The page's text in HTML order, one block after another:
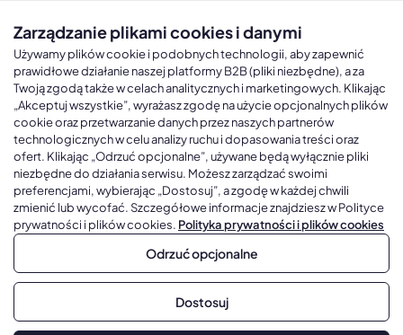
Kalendarze książkowe A5
Kalendarze książkowe A4
Kalendarze książkowe B5
Kalendarze książkowe A6 i B6
Kalendarze książkowe z własną oprawą
Kalendarze Ścienne
Kalendarze trójdzielne
Kalendarze jednodzielne
Kalendarze czterodzielne
Kalendarze Wieloplanszowe
Kalendarze Wielopanszowe, Plakatowe
Copyright © 2026, Gadżetowy.pl, All Rights Reserved, Platforma
Zarządzanie plikami cookies i danymi
Używamy plików cookie i podobnych technologii, aby zapewnić
prawidłowe działanie naszej platformy B2B (pliki niezbędne), a za
Twoją zgodą także w celach analitycznych i marketingowych. Klikając
„Akceptuj wszystkie”, wyrażasz zgodę na użycie opcjonalnych plików
cookie oraz przetwarzanie danych przez naszych partnerów
technologicznych w celu analizy ruchu i dopasowania treści oraz
ofert. Klikając „Odrzuć opcjonalne”, używane będą wyłącznie pliki
niezbędne do działania serwisu. Możesz zarządzać swoimi
preferencjami, wybierając „Dostosuj”, a zgodę w każdej chwili
zmienić lub wycofać. Szczegółowe informacje znajdziesz w Polityce
prywatności i plików cookies. Polityka prywatności i plików cookies
Odrzuć opcjonalne
Dostosuj